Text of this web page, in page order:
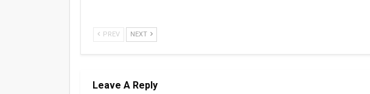
PREV NEXT
Leave A Reply